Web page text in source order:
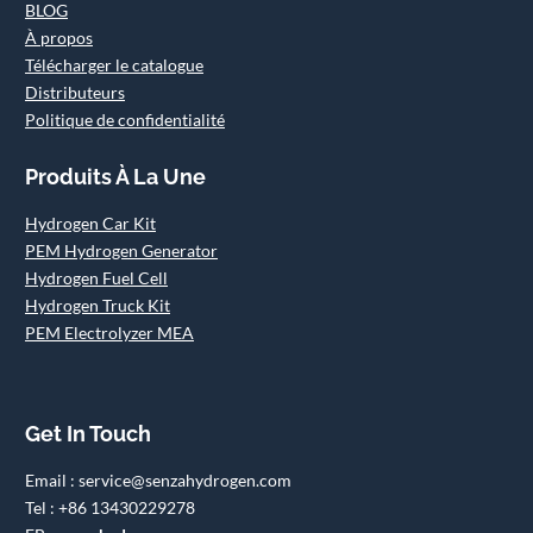
BLOG
À propos
Télécharger le catalogue
Distributeurs
Politique de confidentialité
Produits À La Une
Hydrogen Car Kit
PEM Hydrogen Generator
Hydrogen Fuel Cell
Hydrogen Truck Kit
PEM Electrolyzer MEA
Get In Touch
Email : service@senzahydrogen.com
Tel : +86 13430229278